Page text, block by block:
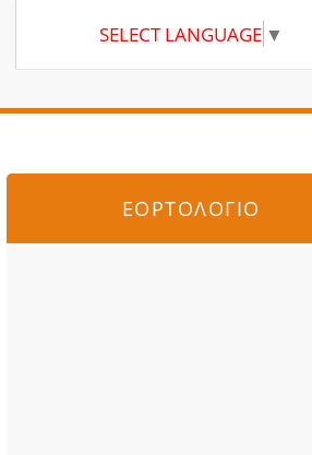
SELECT LANGUAGE ▼
ΕΟΡΤΟΛΟΓΙΟ